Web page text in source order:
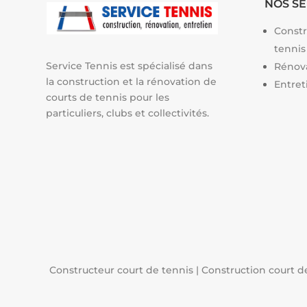
:
Service Tennis est spécialisé dans
la construction et la rénovation de
courts de tennis pour les
particuliers, clubs et collectivités.
NOS
tennis
Constructeur court de tennis | Construction court